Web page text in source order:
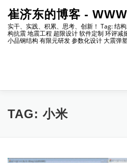
content
崔济东的博客 -
实干、实践、积累、思考、创新！ Tag: 结
构抗震 地震工程 超限设计 软件定制 环评减
小品钢结构 有限元研发 参数化设计 大震弹
[最新] [地震工程]
TAG: 小米